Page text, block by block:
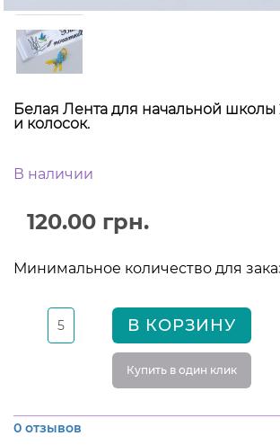
Белая Лента для начальной школы
и колосок.
В наличии
120.00 грн.
Минимальное количество для
В КОРЗИНУ
Купить в один клик
0 отзывов